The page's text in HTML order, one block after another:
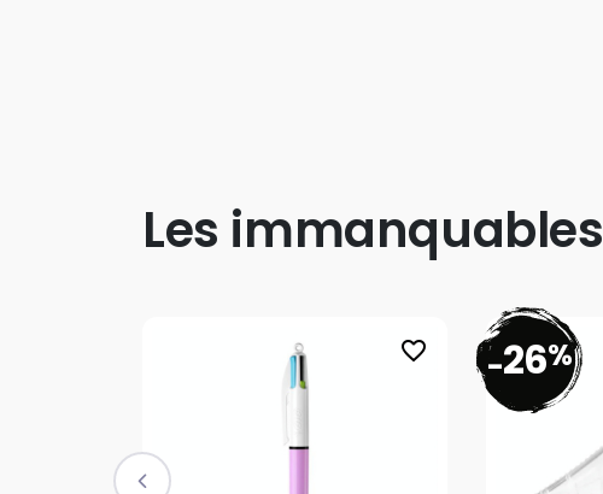
Les immanquables
favorite_border -26%